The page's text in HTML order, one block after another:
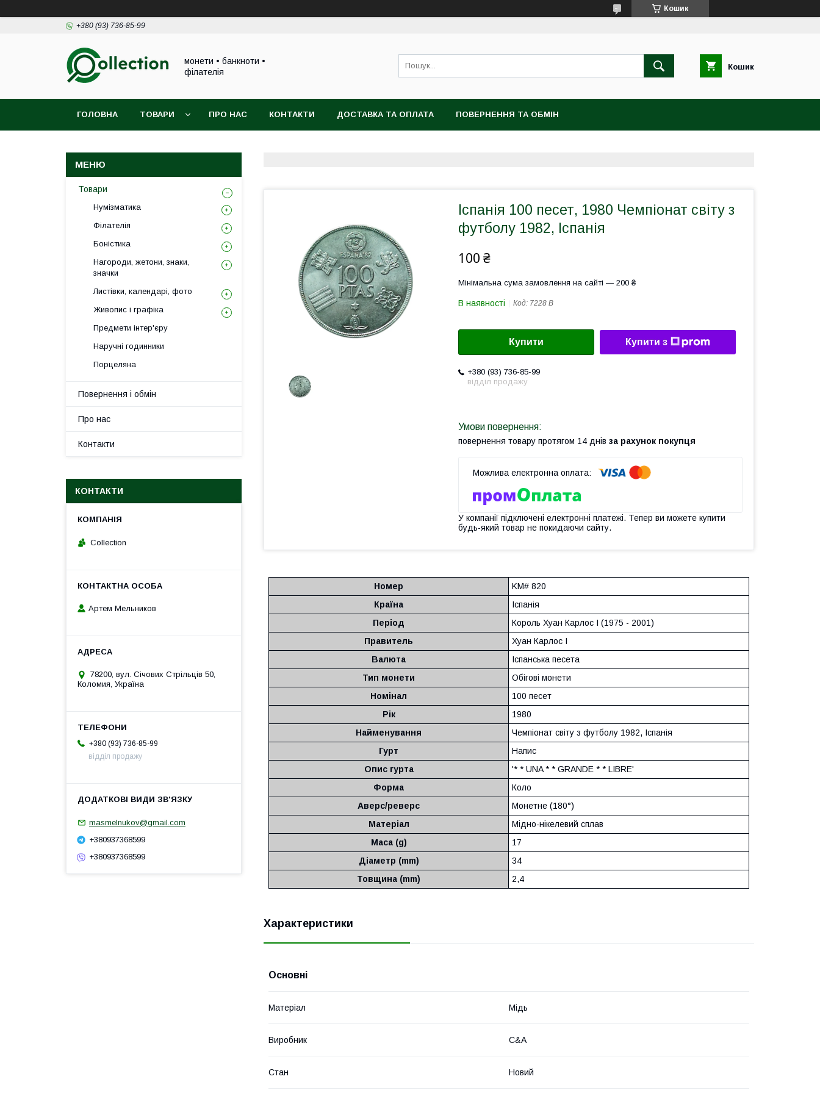
Кошик
+380 (93) 736-85-99
монети • банкноти •
філателія
Кошик
ГОЛОВНА ТОВАРИ ПРО НАС КОНТАКТИ ДОСТАВКА ТА ОПЛАТА ПОВЕРНЕННЯ ТА ОБМІН
Іспанія 100 песет, 1980 Чемпіонат світу з
футболу 1982, Іспанія
100 ₴
Мінімальна сума замовлення на сайті — 200 ₴
В наявності Код: 7228 B
Купити Купити з
+380 (93) 736-85-99
відділ продажу
повернення товару протягом 14 днів за рахунок покупця
У компанії підключені електронні платежі. Тепер ви можете купити
будь-який товар не покидаючи сайту.
Номер
KM# 820
Країна
Іспанія
Період
Король Хуан Карлос I (1975 - 2001)
Правитель
Хуан Карлос I
Валюта
Іспанська песета
Тип монети
Обігові монети
Номінал
100 песет
Рік
1980
Найменування
Чемпіонат світу з футболу 1982, Іспанія
Гурт
Напис
Опис гурта
'* * UNA * * GRANDE * * LIBRE'
Форма
Коло
Аверс/реверс
Монетне (180°)
Матеріал
Мідно-нікелевий сплав
Маса (g)
17
Діаметр (mm)
34
Товщина (mm)
2,4
Характеристики
Основні
Матеріал Мідь
Виробник C&A
Стан Новий
Товари
Нумізматика
Філателія
Боністика
Нагороди, жетони, знаки,
значки
Листівки, календарі, фото
Живопис і графіка
Предмети інтер'єру
Наручні годинники
Порцеляна
Повернення і обмін
Про нас
Контакти
КОНТАКТИ
Collection
Артем Мельников
78200, вул. Січових Стрільців 50,
Коломия, Україна
+380 (93) 736-85-99
відділ продажу
masmelnukov@gmail.com
+380937368599
+380937368599